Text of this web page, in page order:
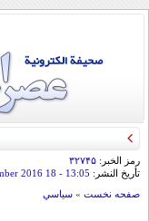
رمز الخبر: ۳۲۷۴۵
تأريخ النشر: 13:05
- 18 December 2016
صفحه نخست » سياسي